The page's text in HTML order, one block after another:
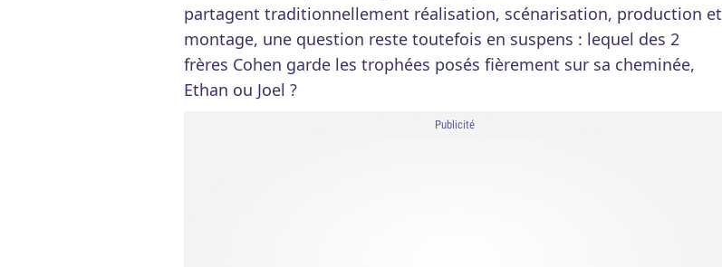
partagent traditionnellement réalisation, scénarisation, production et
montage, une question reste toutefois en suspens : lequel des 2
frères Cohen garde les trophées posés fièrement sur sa cheminée,
Ethan ou Joel ?
Publicité